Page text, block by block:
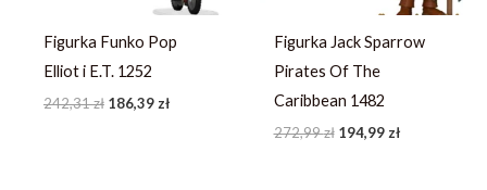
Figurka Funko Pop
Elliot i E.T. 1252
242,31zł 186,39 zł
Figurka Jack Sparrow
Pirates Of The
Caribbean 1482
272,99zł 194,99 zł